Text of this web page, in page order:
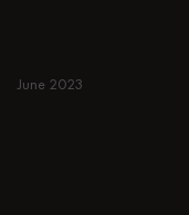
June 2023